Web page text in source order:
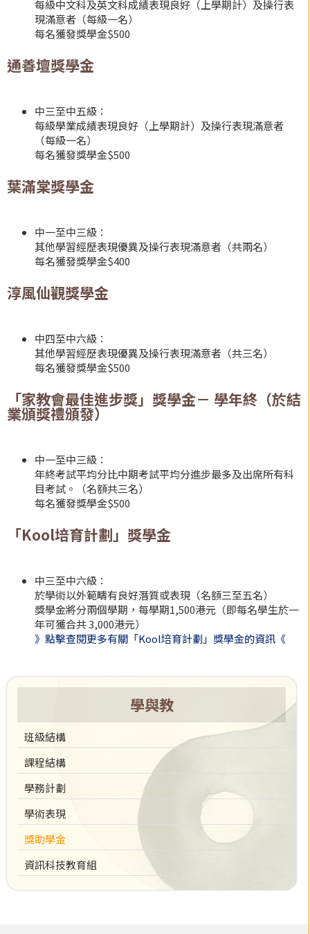
每級中文科及英文科成績表現良好（上學期計）及操行表
現滿意者（每級一名）
每名獲發獎學金$500
通善壇獎學金
中三至中五級：
每級學業成績表現良好（上學期計）及操行表現滿意者
（每級一名）
每名獲發獎學金$500
葉滿棠獎學金
中一至中三級：
其他學習經歷表現優異及操行表現滿意者（共兩名）
每名獲發獎學金$400
淳風仙觀獎學金
中四至中六級：
其他學習經歷表現優異及操行表現滿意者（共三名）
每名獲發獎學金$500
「家教會最佳進步獎」獎學金－ 學年終（於結
業頒獎禮頒發）
中一至中三級：
年終考試平均分比中期考試平均分進步最多及出席所有科
目考試。（名額共三名）
每名獲發獎學金$500
「Kool培育計劃」獎學金
中三至中六級：
於學術以外範疇有良好潛質或表現（名額三至五名）
獎學金將分兩個學期，每學期1,500港元（即每名學生於一
年可獲合共 3,000港元）
》點擊查閱更多有關「Kool培育計劃」獎學金的資訊《
學與教
班級結構
課程結構
學務計劃
學術表現
獎助學金
資訊科技教育組